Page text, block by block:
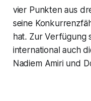
vier Punkten aus
seine
hat. Zur Verfügung
international auch
Nadiem Amiri und